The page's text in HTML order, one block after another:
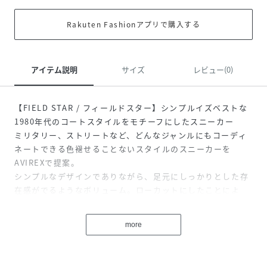
Rakuten Fashionアプリで購入する
アイテム説明 サイズ レビュー(0)
【FIELD STAR / フィールドスター】シンプルイズベストな
1980年代のコートスタイルをモチーフにしたスニーカー
ミリタリー、ストリートなど、どんなジャンルにもコーディ
ネートできる色褪せることないスタイルのスニーカーを
AVIREXで提案。
シンプルなデザインでありながら、足元にしっかりとした存
在感がでるようなボリューム。ローカットにしたことによ
アッパーには本革とシンセティックレザーを採用。AVIREXな
らではの本革（牛革）を使用し、本革ならではの高級感と重
more